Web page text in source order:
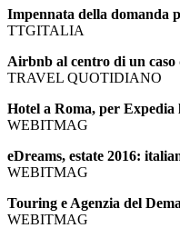
Impennata della domanda
TTGITALIA
Airbnb al centro di un
TRAVEL QUOTIDIANO
Hotel a Roma, per Expedia
WEBITMAG
eDreams, estate 2016:
WEBITMAG
Touring e Agenzia del
WEBITMAG